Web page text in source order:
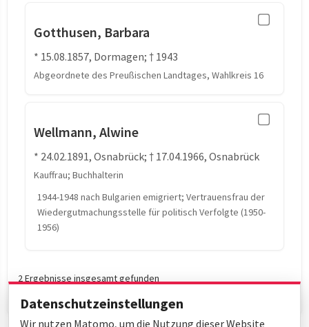
Gotthusen, Barbara
* 15.08.1857, Dormagen; † 1943
Abgeordnete des Preußischen Landtages, Wahlkreis 16
Wellmann, Alwine
* 24.02.1891, Osnabrück; † 17.04.1966, Osnabrück
Kauffrau; Buchhalterin
1944-1948 nach Bulgarien emigriert; Vertrauensfrau der
Wiedergutmachungsstelle für politisch Verfolgte (1950-
1956)
2 Ergebnisse insgesamt gefunden
Datenschutzeinstellungen
Wir nutzen Matomo, um die Nutzung dieser Website